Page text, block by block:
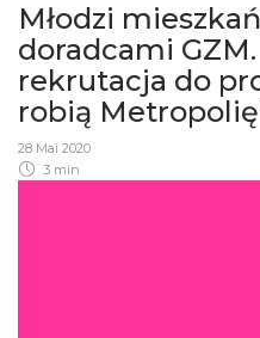
Młodzi
doradcami
rekrutacja do
robią
28 Mai 2020
3 min